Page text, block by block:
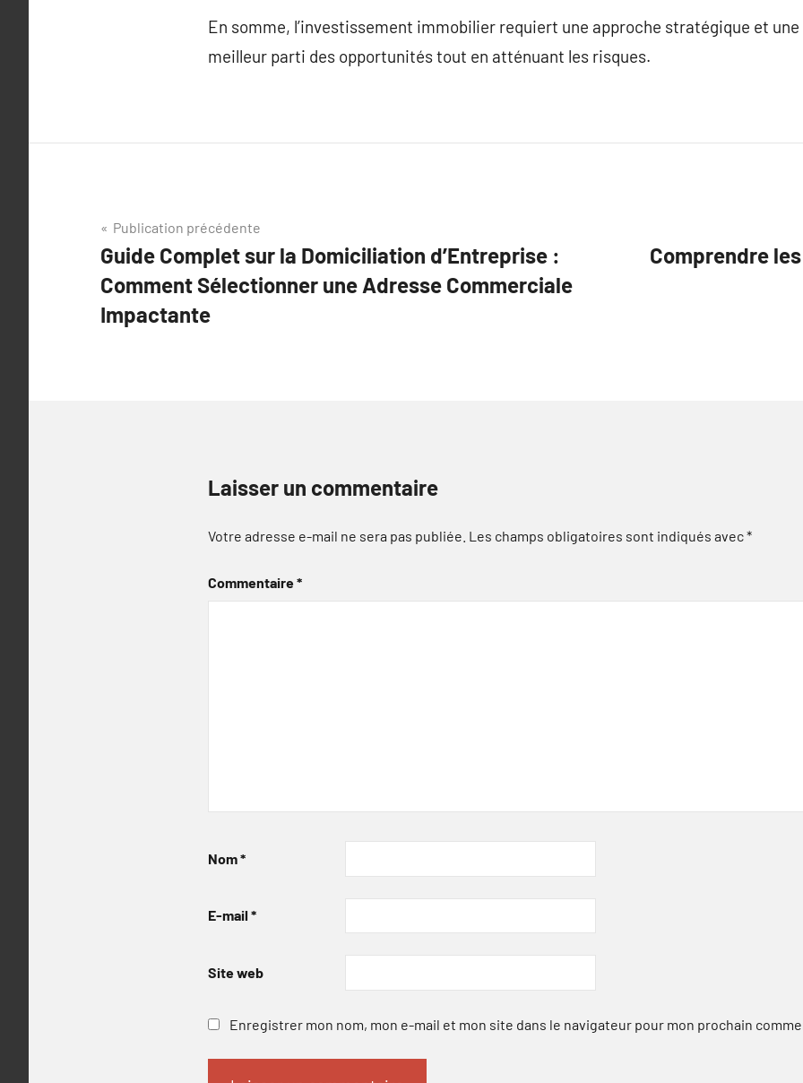
En somme, l’investissement immobilier requiert une approche stratégique et
meilleur parti des opportunités tout en atténuant les risques.
Navigation
de
l’article
Publication précédente
Guide Complet sur la Domiciliation d’Entreprise :
Comment Sélectionner une Adresse Commerciale
Impactante
Comprendre
Laisser un commentaire
Votre adresse e-mail ne sera pas publiée. Les champs obligatoires sont indiqués avec*
Commentaire*
Nom*
E-mail *
Site web
Enregistrer mon nom, mon e-mail et mon site dans le navigateur pour mon prochain